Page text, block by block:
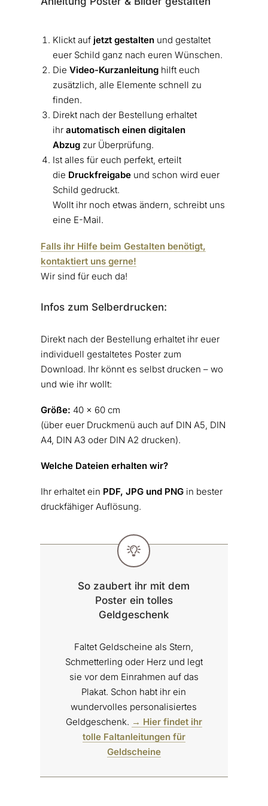
Klickt auf jetzt gestaltenund gestaltet
euer Schild ganz nach euren Wünschen.
Die Video-Kurzanleitunghilft euch
zusätzlich, alle Elemente schnell zu
finden.
Direkt nach der Bestellung erhaltet
ihr automatisch einen digitalen
Abzugzur Überprüfung.
Ist alles für euch perfekt, erteilt
die Druckfreigabeund schon wird euer
Schild gedruckt.
Wollt ihr noch etwas ändern, schreibt uns
eine E-Mail.
Falls ihr Hilfe beim Gestalten benötigt,
kontaktiert uns gerne!
Wir sind für euch da!
Infos zum Selberdrucken:
Direkt nach der Bestellung erhaltet ihr euer
individuell gestaltetes Poster zum
Download. Ihr könnt es selbst drucken – wo
und wie ihr wollt:
Größe: 40 x 60 cm
(über euer Druckmenü auch auf DIN A5, DIN
A4, DIN A3 oder DIN A2 drucken).
Welche Dateien erhalten wir?
Ihr erhaltet ein PDF, JPG und PNGin bester
druckfähiger Auflösung.
So zaubert ihr mit dem
Poster ein tolles
Geldgeschenk
Faltet Geldscheine als Stern,
Schmetterling oder Herz und legt
sie vor dem Einrahmen auf das
Plakat. Schon habt ihr ein
wundervolles personalisiertes
Geldgeschenk. → Hier findet ihr
tolle Faltanleitungen für
Geldscheine